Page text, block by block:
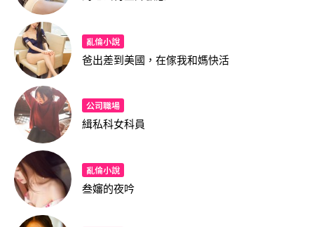
亂倫小說
爸出差到美國，在傢我和媽快活
公司職場
緝私科女科員
亂倫小說
叁嬸的夜吟